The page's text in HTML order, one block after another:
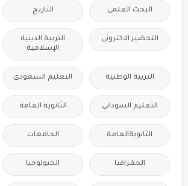
البحث العلمى التاريخ
التحضير الاكترونى
التربية الدينية
الإسلامية
التربية الوطنية التعليم السعودى
التعليم السودانى الثانوية العامة
الثانويةالعامة الجامعات
الجغرافيا الجيولوجيا